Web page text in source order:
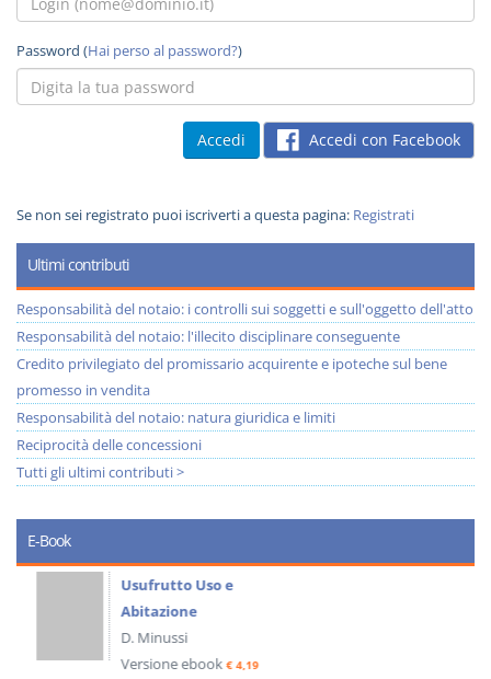
Password (Hai perso al password?)
Accedi con Facebook
Se non sei registrato puoi iscriverti a questa pagina: Registrati
Ultimi contributi
Responsabilità del notaio: i controlli sui soggetti e sull'oggetto dell'atto
Responsabilità del notaio: l'illecito disciplinare conseguente
Credito privilegiato del promissario acquirente e ipoteche sul bene
promesso in vendita
Responsabilità del notaio: natura giuridica e limiti
Reciprocità delle concessioni
Tutti gli ultimi contributi >
E-Book
Usufrutto Uso e
Abitazione
D. Minussi
Versione ebook € 4,19